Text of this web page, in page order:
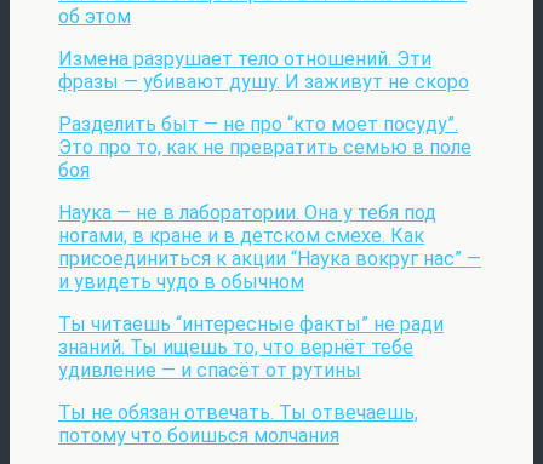
об этом
Измена разрушает тело отношений. Эти
фразы — убивают душу. И заживут не скоро
Разделить быт — не про “кто моет посуду”.
Это про то, как не превратить семью в поле
боя
Наука — не в лаборатории. Она у тебя под
ногами, в кране и в детском смехе. Как
присоединиться к акции “Наука вокруг нас” —
и увидеть чудо в обычном
Ты читаешь “интересные факты” не ради
знаний. Ты ищешь то, что вернёт тебе
удивление — и спасёт от рутины
Ты не обязан отвечать. Ты отвечаешь,
потому что боишься молчания